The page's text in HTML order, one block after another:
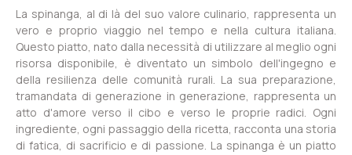
La spinanga, al di là del suo valore culinario, rappresenta un
vero e proprio viaggio nel tempo e nella cultura italiana.
Questo piatto, nato dalla necessità di utilizzare al meglio ogni
risorsa disponibile, è diventato un simbolo dell'ingegno e
della resilienza delle comunità rurali. La sua preparazione,
tramandata di generazione in generazione, rappresenta un
atto d'amore verso il cibo e verso le proprie radici. Ogni
ingrediente, ogni passaggio della ricetta, racconta una storia
di fatica, di sacrificio e di passione. La spinanga è un piatto